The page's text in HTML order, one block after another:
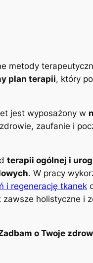
metody
plan terapii, który
jest wyposażony w
zaufanie i
terapii ogólnej i
. W pracy
i regenerację tkanek
zawsze holistyczne i
o Twoje